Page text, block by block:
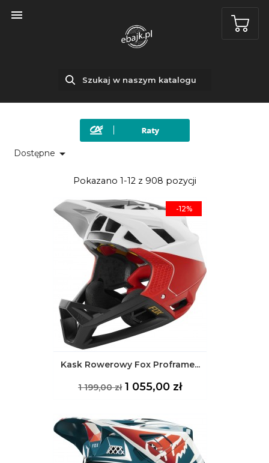

Dostępne 
Pokazano 1-12 z 908 pozycji
Kask Rowerowy Fox Proframe...
Cena
1 199,00 zł Cena
1 055,00 zł
-12%